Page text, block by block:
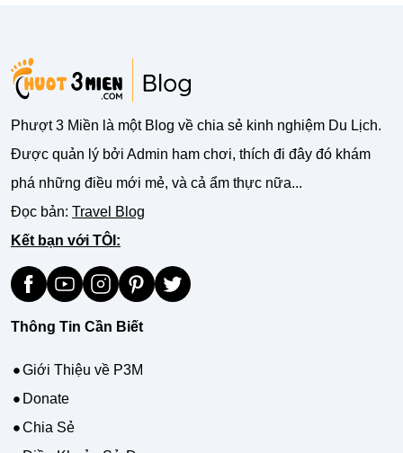
Phượt 3 Miền là một Blog về chia sẻ kinh nghiệm Du Lịch.
Được quản lý bởi Admin ham chơi, thích đi đây đó khám
phá những điều mới mẻ, và cả ẩm thực nữa...
Đọc bản: Travel Blog
Kết bạn với TÔI:
Thông Tin Cần Biết
Giới Thiệu về P3M
Donate
Chia Sẻ